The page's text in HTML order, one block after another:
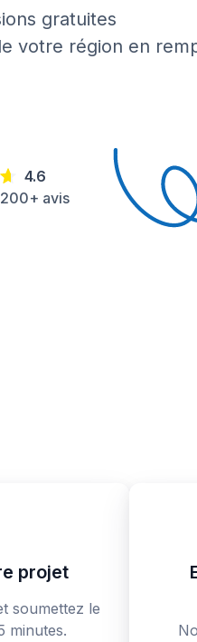
gratuites
votre région en
4.6
avis
projet
soumettez le
minutes.